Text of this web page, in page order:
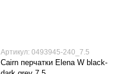
Артикул: 0493945-240_7.5
Cairn перчатки Elena W black-